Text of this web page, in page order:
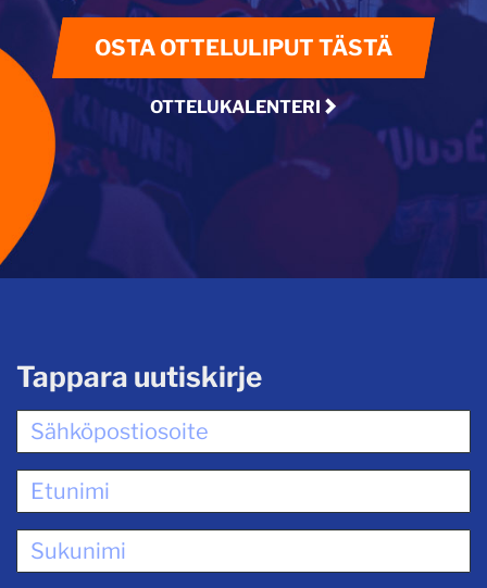
OSTA OTTELULIPUT TÄSTÄ
OTTELUKALENTERI
Tappara uutiskirje